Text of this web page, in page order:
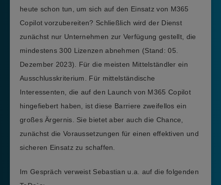
heute schon tun, um sich auf den Einsatz von M365
Copilot vorzubereiten? Schließlich wird der Dienst
zunächst nur Unternehmen zur Verfügung gestellt, die
mindestens 300 Lizenzen abnehmen (Stand: 05.
Dezember 2023). Für die meisten Mittelständler ein
Ausschlusskriterium. Für mittelständische
Interessenten, die auf den Launch von M365 Copilot
hingefiebert haben, ist diese Barriere zweifellos ein
großes Ärgernis. Sie bietet aber auch die Chance,
zunächst die Voraussetzungen für einen effektiven und
sicheren Einsatz zu schaffen.
Im Gespräch verweist Sebastian u.a. auf die folgenden